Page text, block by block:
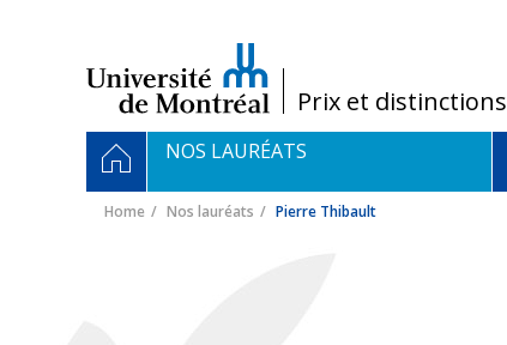
/Prix et distinctions
Navigation
principale
HOMENOS LAURÉATS
Home Nos lauréats Pierre Thibault